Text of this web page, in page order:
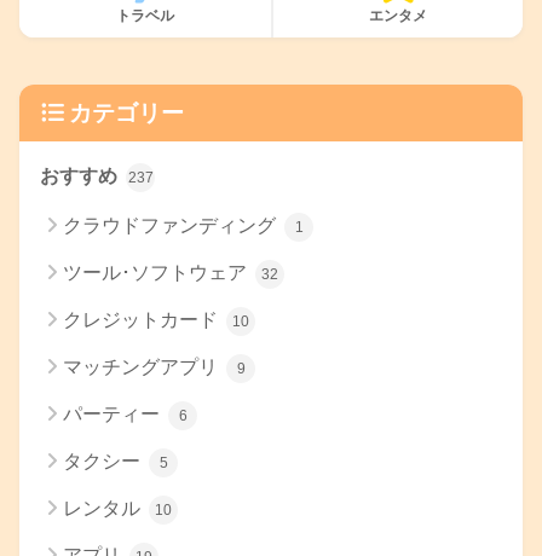
トラベル エンタメ
カテゴリー
おすすめ 237
クラウドファンディング 1
ツール･ソフトウェア 32
クレジットカード 10
マッチングアプリ 9
パーティー 6
タクシー 5
レンタル 10